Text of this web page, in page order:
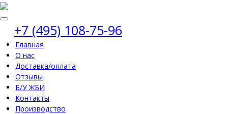
+7 (495) 108-75-96
Главная
О нас
Доставка/оплата
Отзывы
Б/У ЖБИ
Контакты
Производство